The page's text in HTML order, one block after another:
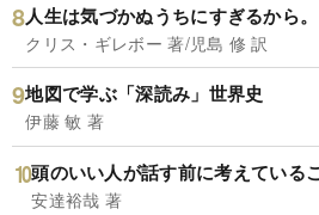
人生は気づかぬうちにすぎるから。
クリス・ギレボー 著/児島 修 訳
地図で学ぶ「深読み」世界史
伊藤 敏 著
頭のいい人が話す前に考えている
安達裕哉 著